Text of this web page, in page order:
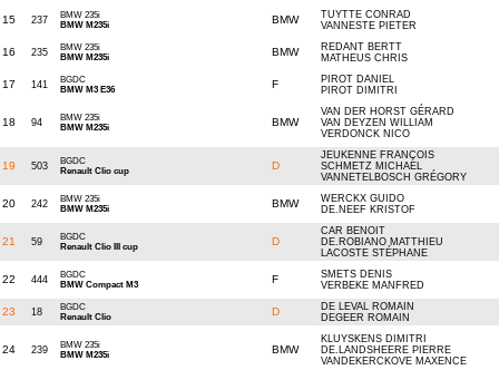
15 237
BMW 235i
BMW M235i
BMW
TUYTTE CONRAD
VANNESTE PIETER
16 235
BMW 235i
BMW M235i
BMW
REDANT BERTT
MATHEUS CHRIS
17 141
BGDC
BMW M3 E36
F
PIROT DANIEL
PIROT DIMITRI
18 94
BMW 235i
BMW M235i
BMW
VAN DER HORST GÉRARD
VAN DEYZEN WILLIAM
VERDONCK NICO
19 503
BGDC
Renault Clio cup
D
JEUKENNE FRANÇOIS
SCHMETZ MICHAEL
VANNETELBOSCH GRÉGORY
20 242
BMW 235i
BMW M235i
BMW
WERCKX GUIDO
DE.NEEF KRISTOF
21 59
BGDC
Renault Clio III cup
D
CAR BENOIT
DE.ROBIANO MATTHIEU
LACOSTE STÉPHANE
22 444
BGDC
BMW Compact M3
F
SMETS DENIS
VERBEKE MANFRED
23 18
BGDC
Renault Clio
D
DE LEVAL ROMAIN
DEGEER ROMAIN
24 239
BMW 235i
BMW M235i
BMW
KLUYSKENS DIMITRI
DE.LANDSHEERE PIERRE
VANDEKERCKOVE MAXENCE